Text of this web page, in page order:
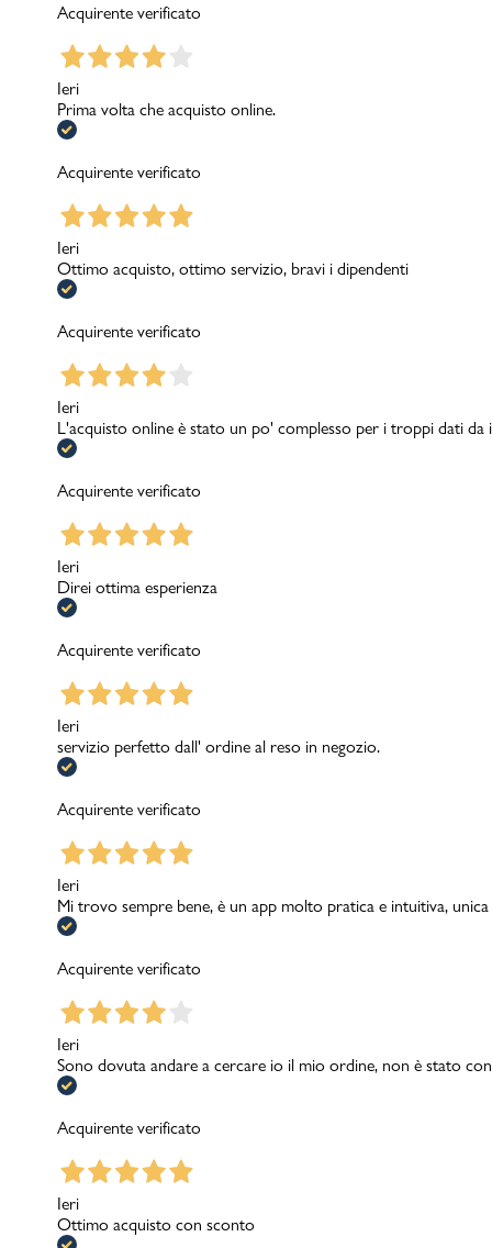
Acquirente verificato
Ieri
Prima volta che acquisto online.
Acquirente verificato
Ieri
Ottimo acquisto, ottimo servizio, bravi i dipendenti
Acquirente verificato
Ieri
L'acquisto online è stato un po' complesso per i troppi dati
Acquirente verificato
Ieri
Direi ottima esperienza
Acquirente verificato
Ieri
servizio perfetto dall' ordine al reso in negozio.
Acquirente verificato
Ieri
Mi trovo sempre bene, è un app molto pratica e intuitiva,
Acquirente verificato
Ieri
Sono dovuta andare a cercare io il mio ordine, non è stato
Acquirente verificato
Ieri
Ottimo acquisto con sconto